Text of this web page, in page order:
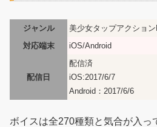
ジャンル
美少女タップアクショ
対応端末
iOS/Android
配信日
配信済
iOS:2017/6/7
Android：2017/6/6
ボイスは全270種類と気合が入っ